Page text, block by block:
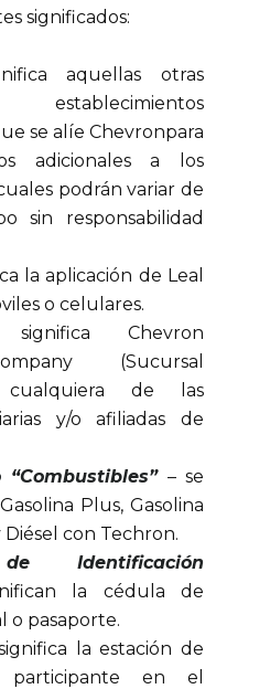
significados:
aquellas otras
se alíe Chevronpara
adicionales a los
podrán variar de
sin responsabilidad
la aplicación de Leal
o celulares.
Chevron
(Sucursal
cualquiera de las
y/o afiliadas de
“Combustibles”– se
Plus, Gasolina
con Techron.
Identificación
la cédula de
o pasaporte.
la estación de
participante en el